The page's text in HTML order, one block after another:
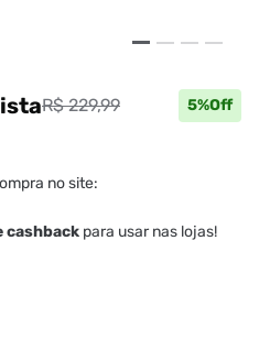
R$ 229,99 5%Off
no site:
cashback para usar nas lojas!